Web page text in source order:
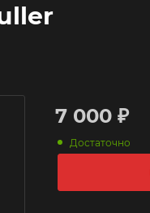
7 000 ₽
Достаточно